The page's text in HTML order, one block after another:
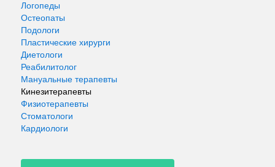
Логопеды
Остеопаты
Подологи
Пластические хирурги
Диетологи
Реабилитолог
Мануальные терапевты
Кинезитерапевты
Физиотерапевты
Стоматологи
Кардиологи